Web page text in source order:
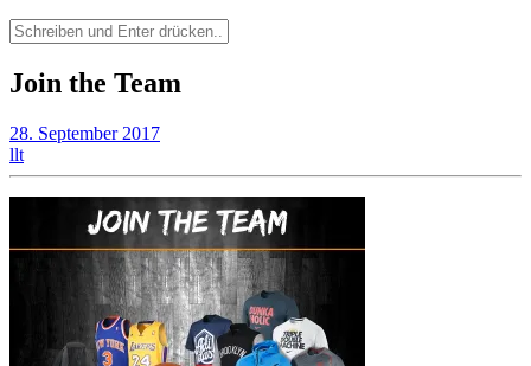
Suchen
nach:
Join the Team
28. September 2017
llt